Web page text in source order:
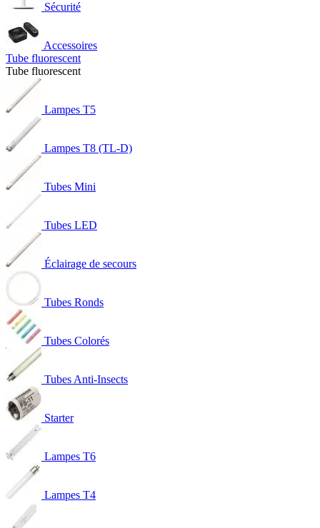
Sécurité
Accessoires
Tube fluorescent
Tube fluorescent
Lampes T5
Lampes T8 (TL-D)
Tubes Mini
Tubes LED
Éclairage de secours
Tubes Ronds
Tubes Colorés
Tubes Anti-Insects
Starter
Lampes T6
Lampes T4